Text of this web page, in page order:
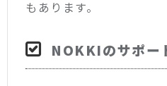
もあります。
NOKKIのサポー